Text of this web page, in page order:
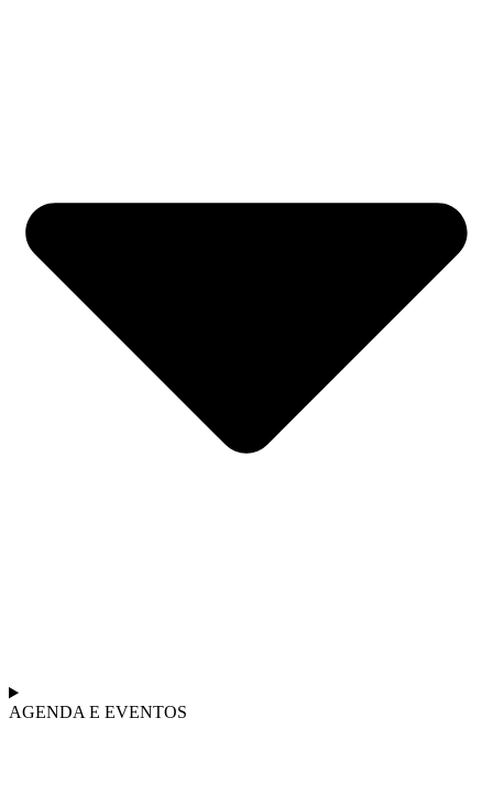
AGENDA E EVENTOS